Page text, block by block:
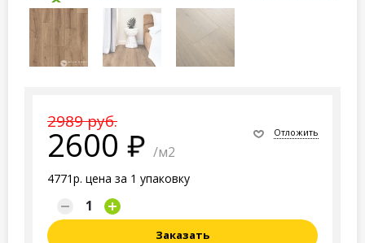
2989 руб.
2600 /м2
4771р. цена за 1 упаковку
Отложить
Заказать